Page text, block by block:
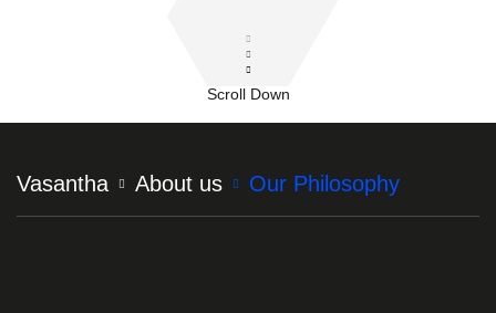
Scroll Down
Строка
навигации
Vasantha About us Our Philosophy